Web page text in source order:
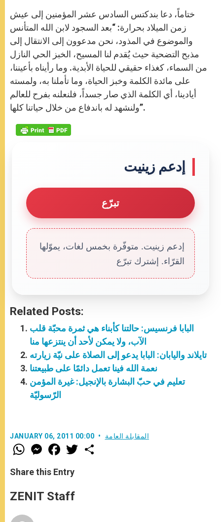
ختاماً، دعا بندكتس السادس عشر المؤمنين إلى عيش
زمن الميلاد بحرارة: “بعد السجود لابن الله المتأنس
والموضوع في المذود، نحن مدعوون إلى الانتقال إلى
مذبح التضحية حيث يُقدم لنا المسيح، الخبز الحي النازل
من السماء، كغذاء حقيقي للحياة الأبدية. وما رأيناه بأعيننا،
على مائدة الكلمة وخبز الحياة، وما تأملنا به، ولمسته
أيادينا، أي الكلمة الذي صار جسداً، فلنعلنه بفرح للعالم
ولنشهد له باندفاع من خلال حياتنا كلها”.
إدعم زينيت
تبرّع
إدعم زينيت. متوفّرة بخمس لغات، يموّلها
القرّاء. إشترك تبرّع
Related Posts:
البابا فرنسيس: حالتنا كأبناء هي ثمرة محبّة قلب
الآب، ولا يمكن لأحد أن ينتزعها منا
تايلاند واليابان: البابا يدعو إلى الصلاة على نيّة زيارته
نعمة الله فينا تعمل دائمًا على طبيعتنا
تعليم في حبّ البشارة بالإنجيل: غيرة المؤمن
الرّسوليّة
JANUARY 06, 2011 00:00 المقابلة العامة
W
h
t
s
p
p
M
e
s
e
g
e
F
a
e
b
o
k
w
Share this Entry
ZENIT Staff